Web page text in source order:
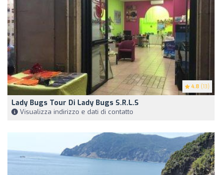
4.8 (13)
Lady Bugs Tour Di Lady Bugs S.r.l.s
Visualizza indirizzo e dati di contatto